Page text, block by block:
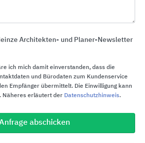
®
®-TROBA, -BARA)
-BEKOTEC-THERM)
BOARD)
Architekten- und Planer-Newsletter
ich mich damit einverstanden, dass die
und Bürodaten zum Kundenservice
Empfänger übermittelt. Die Einwilligung kann
Näheres erläutert der Datenschutzhinweis.
abschicken